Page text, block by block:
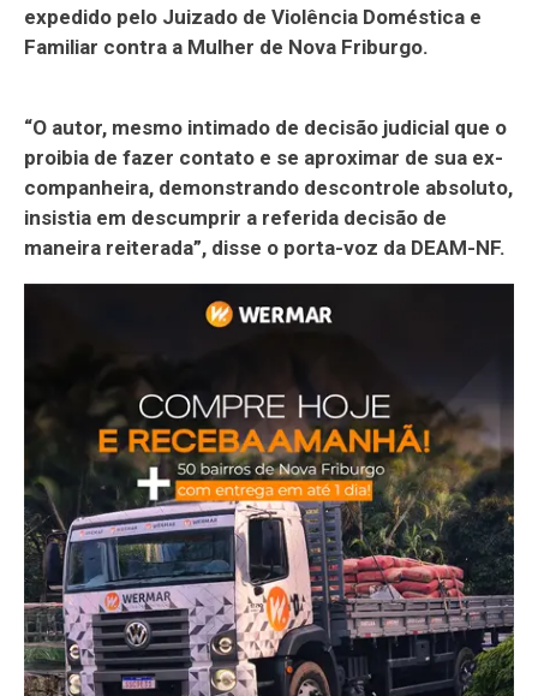
expedido pelo Juizado de Violência Doméstica e
Familiar contra a Mulher de Nova Friburgo.
“O autor, mesmo intimado de decisão judicial que o
proibia de fazer contato e se aproximar de sua ex-
companheira, demonstrando descontrole absoluto,
insistia em descumprir a referida decisão de
maneira reiterada”, disse o porta-voz da DEAM-NF.